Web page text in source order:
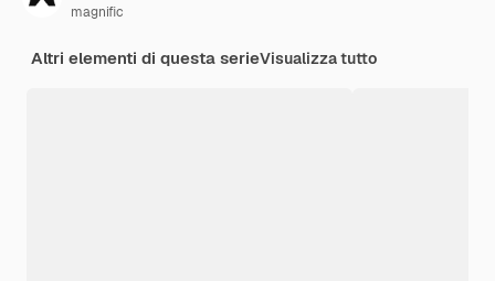
magnific
Altri elementi di questa serieVisualizza tutto